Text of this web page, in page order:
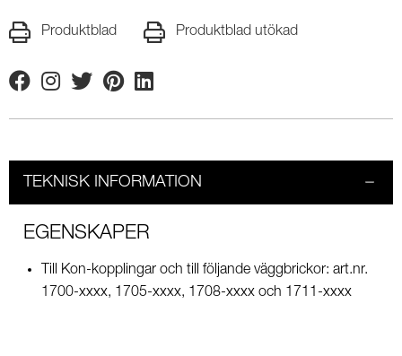
Produktblad Produktblad utökad
FacebookInstagram
TwitterPinterestLinkedin
TEKNISK INFORMATION
EGENSKAPER
Till Kon-kopplingar och till följande väggbrickor: art.nr.
1700-xxxx, 1705-xxxx, 1708-xxxx och 1711-xxxx